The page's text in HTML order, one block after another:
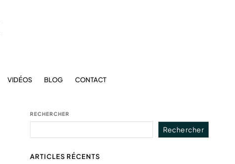
VIDÉOS BLOG CONTACT
RECHERCHER
Rechercher
ARTICLES RÉCENTS